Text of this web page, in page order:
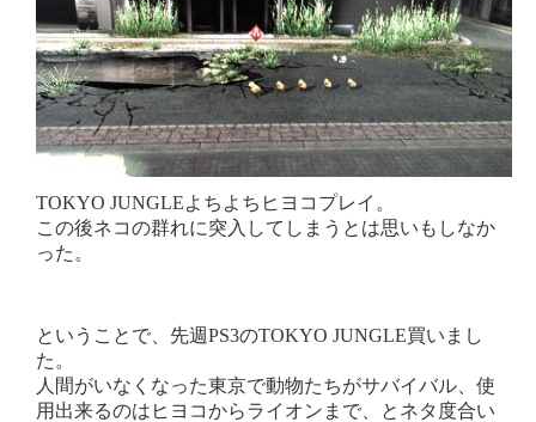
TOKYO JUNGLEよちよちヒヨコプレイ。
この後ネコの群れに突入してしまうとは思いもしなか
った。
ということで、先週PS3のTOKYO JUNGLE買いまし
た。
人間がいなくなった東京で動物たちがサバイバル、使
用出来るのはヒヨコからライオンまで、とネタ度合い